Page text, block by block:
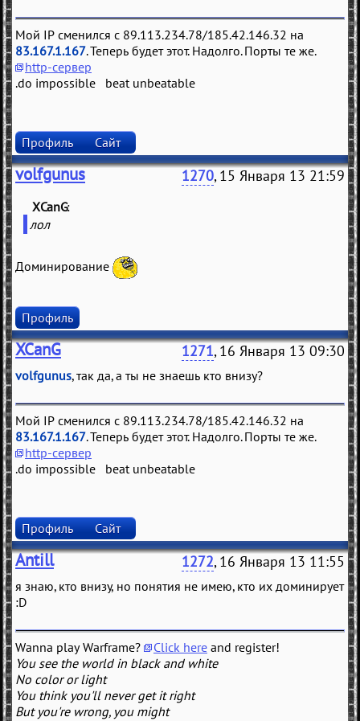
Мой IP сменился с 89.113.234.78/185.42.146.32 на
83.167.1.167. Теперь будет этот. Надолго. Порты те же.
http-сервер
.do impossible beat unbeatable
Профиль Сайт
volfgunus 1270, 15 Января 13 21:59
XCanG
лол
Доминирование
Профиль
XCanG 1271, 16 Января 13 09:30
volfgunus, так да, а ты не знаешь кто внизу?
Мой IP сменился с 89.113.234.78/185.42.146.32 на
83.167.1.167. Теперь будет этот. Надолго. Порты те же.
http-сервер
.do impossible beat unbeatable
Профиль Сайт
Antill 1272, 16 Января 13 11:55
я знаю, кто внизу, но понятия не имею, кто их доминирует
:D
Wanna play Warframe? Click here and register!
You see the world in black and white
No color or light
You think you'll never get it right
But you're wrong, you might